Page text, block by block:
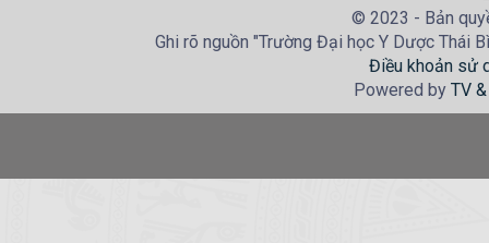
© 2023 - Bản
Ghi rõ nguồn "Trường Đại học Y Dược Thái
Điều khoản sử
Powered by TV